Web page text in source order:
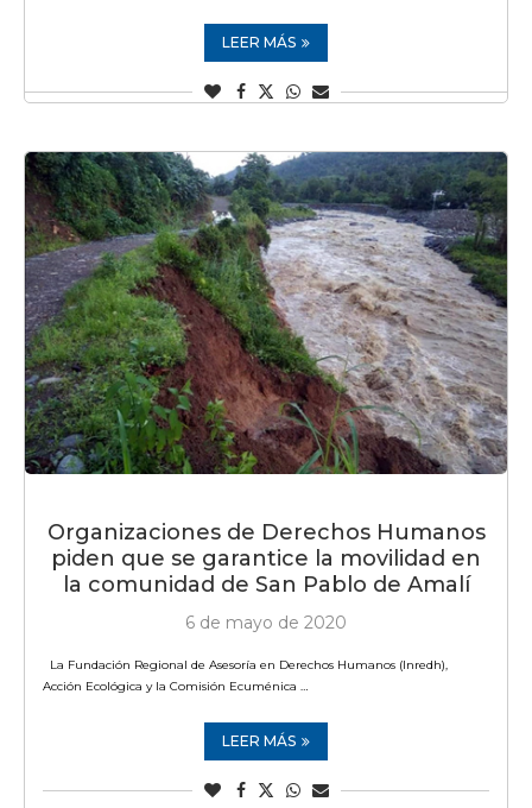
LEER MÁS
Organizaciones de Derechos Humanos
piden que se garantice la movilidad en
la comunidad de San Pablo de Amalí
6 de mayo de 2020
La Fundación Regional de Asesoría en Derechos Humanos (Inredh),
Acción Ecológica y la Comisión Ecuménica …
LEER MÁS